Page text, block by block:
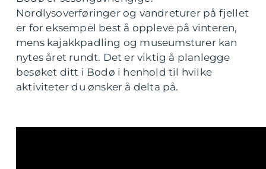
Nordlysoverføringer og vandreturer på fjellet
er for eksempel best å oppleve på vinteren,
mens kajakkpadling og museumsturer kan
nytes året rundt. Det er viktig å planlegge
besøket ditt i Bodø i henhold til hvilke
aktiviteter du ønsker å delta på.